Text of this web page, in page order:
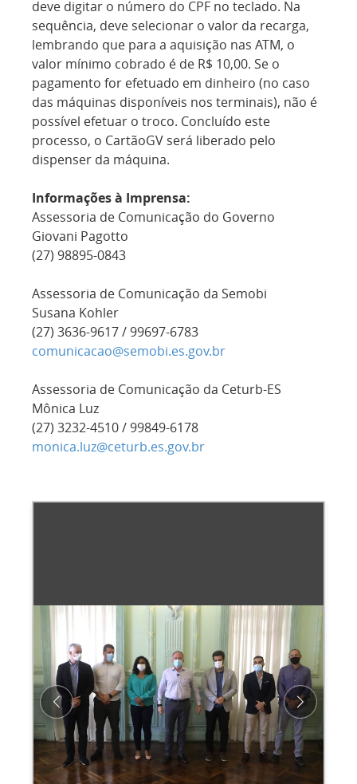
deve digitar o número do CPF no teclado. Na
sequência, deve selecionar o valor da recarga,
lembrando que para a aquisição nas ATM, o
valor mínimo cobrado é de R$ 10,00. Se o
pagamento for efetuado em dinheiro (no caso
das máquinas disponíveis nos terminais), não é
possível efetuar o troco. Concluído este
processo, o CartãoGV será liberado pelo
dispenser da máquina.
Informações à Imprensa:
Assessoria de Comunicação do Governo
Giovani Pagotto
(27) 98895-0843
Assessoria de Comunicação da Semobi
Susana Kohler
(27) 3636-9617 / 99697-6783
comunicacao@semobi.es.gov.br
Assessoria de Comunicação da Ceturb-ES
Mônica Luz
(27) 3232-4510 / 99849-6178
monica.luz@ceturb.es.gov.br
Previous Next